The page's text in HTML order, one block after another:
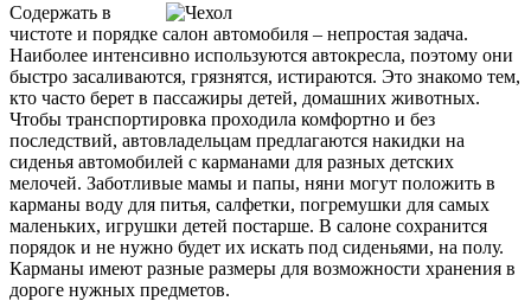
Содержать в
чистоте и порядке салон автомобиля – непростая задача.
Наиболее интенсивно используются автокресла, поэтому они
быстро засаливаются, грязнятся, истираются. Это знакомо тем,
кто часто берет в пассажиры детей, домашних животных.
Чтобы транспортировка проходила комфортно и без
последствий, автовладельцам предлагаются накидки на
сиденья автомобилей с карманами для разных детских
мелочей. Заботливые мамы и папы, няни могут положить в
карманы воду для питья, салфетки, погремушки для самых
маленьких, игрушки детей постарше. В салоне сохранится
порядок и не нужно будет их искать под сиденьями, на полу.
Карманы имеют разные размеры для возможности хранения в
дороге нужных предметов.